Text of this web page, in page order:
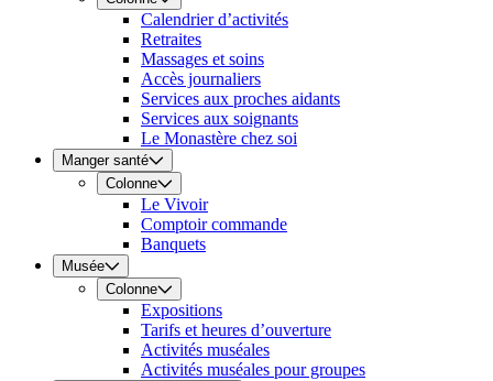
Calendrier d’activités
Retraites
Massages et soins
Accès journaliers
Services aux proches aidants
Services aux soignants
Le Monastère chez soi
Manger santé
Colonne
Le Vivoir
Comptoir commande
Banquets
Musée
Colonne
Expositions
Tarifs et heures d’ouverture
Activités muséales
Activités muséales pour groupes